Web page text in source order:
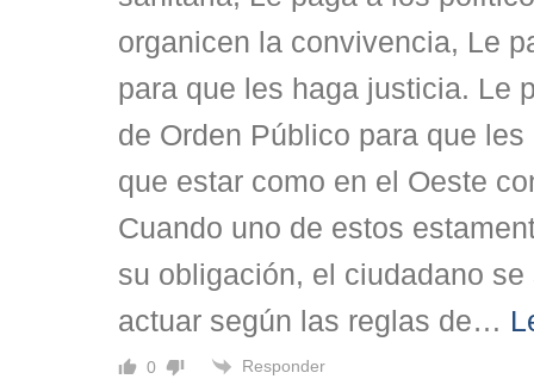
organicen la convivencia, Le
para que les haga justicia. Le
de Orden Público para que
que estar como en el Oeste
Cuando uno de estos
su obligación, el ciudadano
actuar según las reglas de…
0 Responder